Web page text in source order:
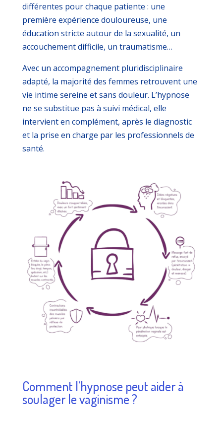
différentes pour chaque patiente : une
première expérience douloureuse, une
éducation stricte autour de la sexualité, un
accouchement difficile, un traumatisme…
Avec un accompagnement pluridisciplinaire
adapté, la majorité des femmes retrouvent une
vie intime sereine et sans douleur. L’hypnose
ne se substitue pas à suivi médical, elle
intervient en complément, après le diagnostic
et la prise en charge par les professionnels de
santé.
Comment l’hypnose peut aider à
soulager le vaginisme ?